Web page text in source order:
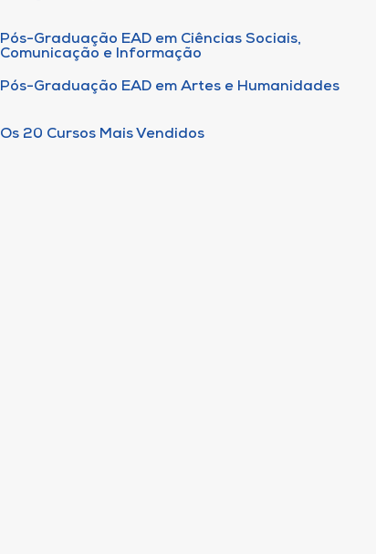
Pós-Graduação EAD em Ciências Sociais,
Comunicação e Informação
Pós-Graduação EAD em Artes e Humanidades
Os 20 Cursos Mais Vendidos